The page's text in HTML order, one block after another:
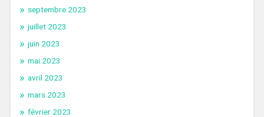
septembre 2023
juillet 2023
juin 2023
mai 2023
avril 2023
mars 2023
février 2023